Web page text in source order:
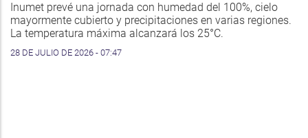
Inumet prevé una jornada con humedad del 100%, cielo
mayormente cubierto y precipitaciones en varias regiones.
La temperatura máxima alcanzará los 25°C.
28 DE JULIO DE 2026 - 07:47